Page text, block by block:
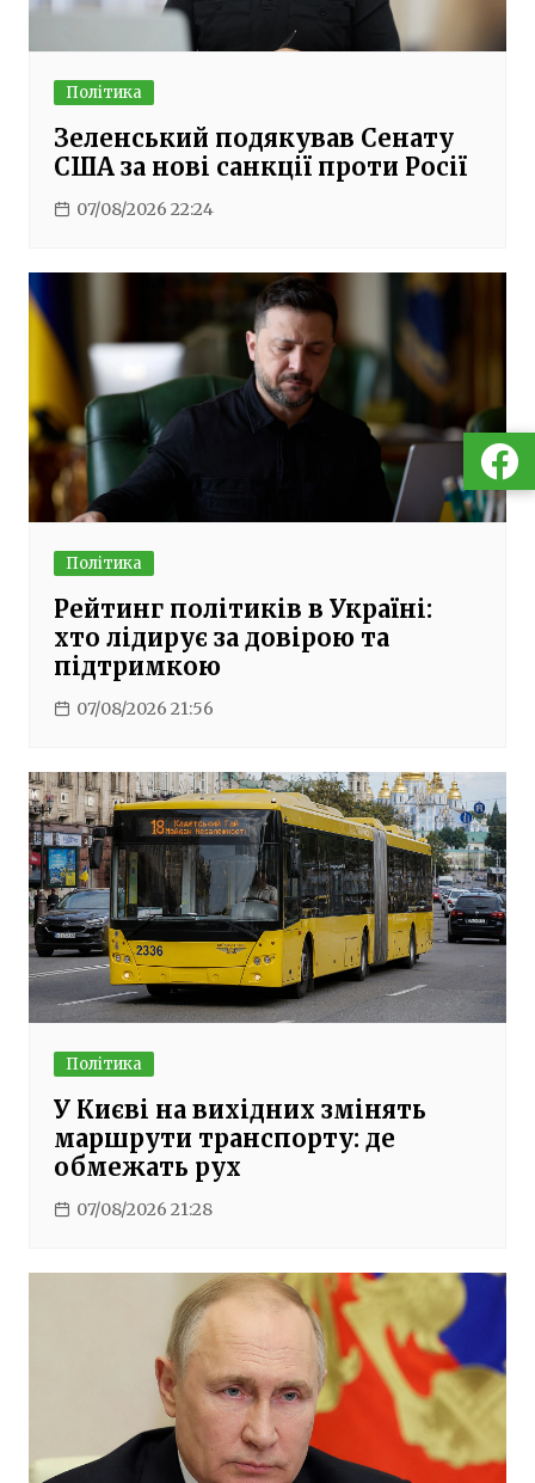
Політика
Зеленський подякував Сенату
США за нові санкції проти Росії
07/08/2026 22:24
Політика
Рейтинг політиків в Україні:
хто лідирує за довірою та
підтримкою
07/08/2026 21:56
Політика
У Києві на вихідних змінять
маршрути транспорту: де
обмежать рух
07/08/2026 21:28